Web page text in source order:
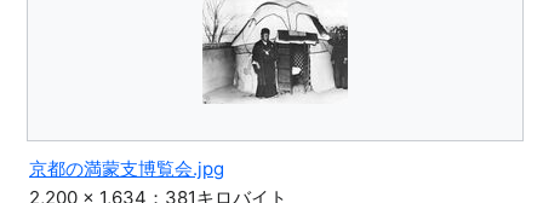
京都の満蒙支博覧会.jpg
2,200 × 1,634；381キロバイト